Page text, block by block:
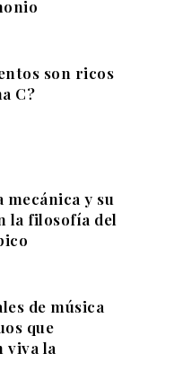
son ricos
C?
mecánica y su
la filosofía del
de música
que
viva la